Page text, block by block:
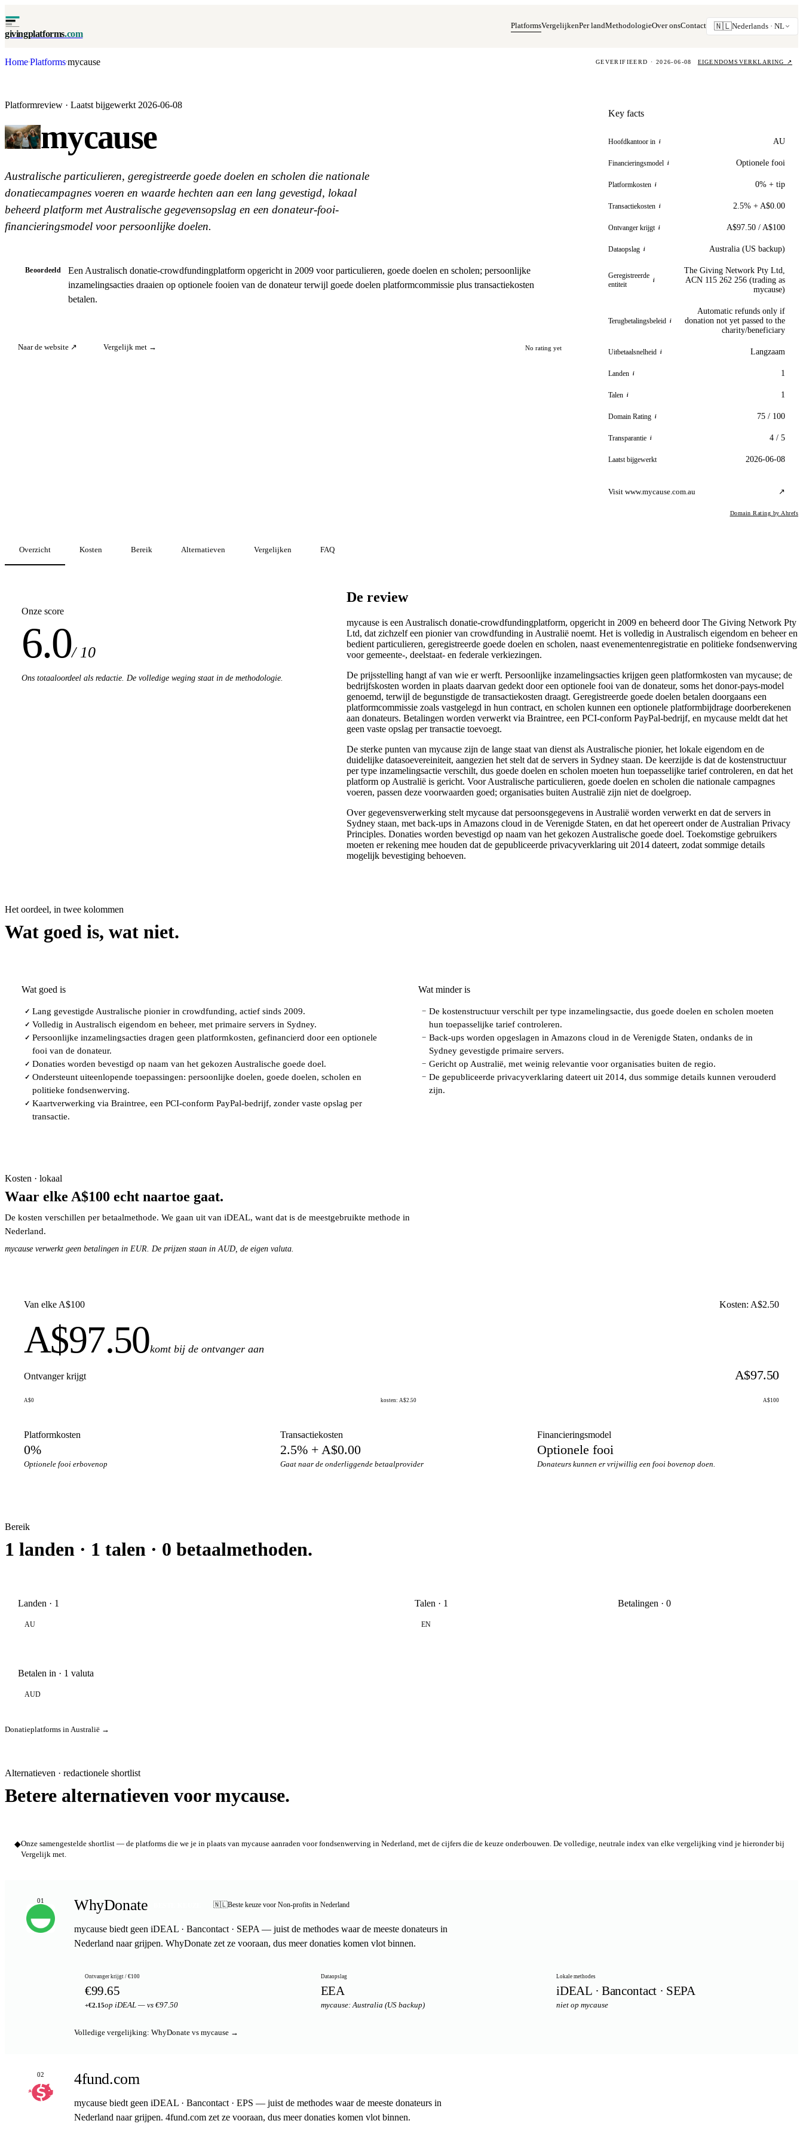
givingplatforms.com
PlatformsVergelijkenPer landMethodologieOver onsContact 🇳🇱Nederlands · NL
Home·Platforms·mycause GEVERIFIEERD · 2026-06-08 EIGENDOMSVERKLARING ↗
Platformreview · Laatst bijgewerkt 2026-06-08
mycause
Australische particulieren, geregistreerde goede doelen en scholen die nationale
donatiecampagnes voeren en waarde hechten aan een lang gevestigd, lokaal
beheerd platform met Australische gegevensopslag en een donateur-fooi-
financieringsmodel voor persoonlijke doelen.
Beoordeeld
Een Australisch donatie-crowdfundingplatform opgericht in 2009 voor particulieren, goede doelen en scholen; persoonlijke
inzamelingsacties draaien op optionele fooien van de donateur terwijl goede doelen platformcommissie plus transactiekosten
betalen.
Naar de website ↗ Vergelijk met → No rating yet
Key facts
Hoofdkantoor in i AU
Financieringsmodel i Optionele fooi
Platformkosten i 0% + tip
Transactiekosten i 2.5% + A$0.00
Ontvanger krijgt i A$97.50 / A$100
Dataopslag i Australia (US backup)
Geregistreerde
entiteit
i
The Giving Network Pty Ltd,
ACN 115 262 256 (trading as
mycause)
Terugbetalingsbeleid i
Automatic refunds only if
donation not yet passed to the
charity/beneficiary
Uitbetaalsnelheid i Langzaam
Landen i 1
Talen i 1
Domain Rating i 75 / 100
Transparantie i 4 / 5
Laatst bijgewerkt 2026-06-08
Visit www.mycause.com.au ↗
Domain Rating by Ahrefs
Overzicht Kosten Bereik Alternatieven Vergelijken FAQ
Onze score
6.0/ 10
Ons totaaloordeel als redactie. De volledige weging staat in de methodologie.
De review
mycause is een Australisch donatie-crowdfundingplatform, opgericht in 2009 en beheerd door The Giving Network Pty
Ltd, dat zichzelf een pionier van crowdfunding in Australië noemt. Het is volledig in Australisch eigendom en beheer en
bedient particulieren, geregistreerde goede doelen en scholen, naast evenementenregistratie en politieke fondsenwerving
voor gemeente-, deelstaat- en federale verkiezingen.
De prijsstelling hangt af van wie er werft. Persoonlijke inzamelingsacties krijgen geen platformkosten van mycause; de
bedrijfskosten worden in plaats daarvan gedekt door een optionele fooi van de donateur, soms het donor-pays-model
genoemd, terwijl de begunstigde de transactiekosten draagt. Geregistreerde goede doelen betalen doorgaans een
platformcommissie zoals vastgelegd in hun contract, en scholen kunnen een optionele platformbijdrage doorberekenen
aan donateurs. Betalingen worden verwerkt via Braintree, een PCI-conform PayPal-bedrijf, en mycause meldt dat het
geen vaste opslag per transactie toevoegt.
De sterke punten van mycause zijn de lange staat van dienst als Australische pionier, het lokale eigendom en de
duidelijke datasoevereiniteit, aangezien het stelt dat de servers in Sydney staan. De keerzijde is dat de kostenstructuur
per type inzamelingsactie verschilt, dus goede doelen en scholen moeten hun toepasselijke tarief controleren, en dat het
platform op Australië is gericht. Voor Australische particulieren, goede doelen en scholen die nationale campagnes
voeren, passen deze voorwaarden goed; organisaties buiten Australië zijn niet de doelgroep.
Over gegevensverwerking stelt mycause dat persoonsgegevens in Australië worden verwerkt en dat de servers in
Sydney staan, met back-ups in Amazons cloud in de Verenigde Staten, en dat het opereert onder de Australian Privacy
Principles. Donaties worden bevestigd op naam van het gekozen Australische goede doel. Toekomstige gebruikers
moeten er rekening mee houden dat de gepubliceerde privacyverklaring uit 2014 dateert, zodat sommige details
mogelijk bevestiging behoeven.
Het oordeel, in twee kolommen
Wat goed is, wat niet.
Wat goed is
✓ Lang gevestigde Australische pionier in crowdfunding, actief sinds 2009.
✓ Volledig in Australisch eigendom en beheer, met primaire servers in Sydney.
✓ Persoonlijke inzamelingsacties dragen geen platformkosten, gefinancierd door een optionele
fooi van de donateur.
✓ Donaties worden bevestigd op naam van het gekozen Australische goede doel.
✓ Ondersteunt uiteenlopende toepassingen: persoonlijke doelen, goede doelen, scholen en
politieke fondsenwerving.
✓ Kaartverwerking via Braintree, een PCI-conform PayPal-bedrijf, zonder vaste opslag per
transactie.
Wat minder is
− De kostenstructuur verschilt per type inzamelingsactie, dus goede doelen en scholen moeten
hun toepasselijke tarief controleren.
− Back-ups worden opgeslagen in Amazons cloud in de Verenigde Staten, ondanks de in
Sydney gevestigde primaire servers.
− Gericht op Australië, met weinig relevantie voor organisaties buiten de regio.
− De gepubliceerde privacyverklaring dateert uit 2014, dus sommige details kunnen verouderd
zijn.
Kosten · lokaal
Waar elke A$100 echt naartoe gaat.
De kosten verschillen per betaalmethode. We gaan uit van iDEAL, want dat is de meestgebruikte methode in
Nederland.
mycause verwerkt geen betalingen in EUR. De prijzen staan in AUD, de eigen valuta.
Van elke A$100 Kosten: A$2.50
A$97.50komt bij de ontvanger aan
Ontvanger krijgt A$97.50
A$0 kosten: A$2.50 A$100
Platformkosten
0%
Optionele fooi erbovenop
Transactiekosten
2.5% + A$0.00
Gaat naar de onderliggende betaalprovider
Financieringsmodel
Optionele fooi
Donateurs kunnen er vrijwillig een fooi bovenop doen.
Bereik
1 landen · 1 talen · 0 betaalmethoden.
Landen · 1
AU
Talen · 1
EN
Betalingen · 0
Betalen in · 1 valuta
AUD
Donatieplatforms in Australië →
Alternatieven · redactionele shortlist
Betere alternatieven voor mycause.
◆Onze samengestelde shortlist — de platforms die we je in plaats van mycause aanraden voor fondsenwerving in Nederland, met de cijfers die de keuze onderbouwen. De volledige, neutrale index van elke vergelijking vind je hieronder bij
Vergelijk met.
01 WhyDonate 🇳🇱Beste keuze voor Non-profits in Nederland
mycause biedt geen iDEAL · Bancontact · SEPA — juist de methodes waar de meeste donateurs in
Nederland naar grijpen. WhyDonate zet ze vooraan, dus meer donaties komen vlot binnen.
Ontvanger krijgt / €100
€99.65
+€2.15op iDEAL — vs €97.50
Dataopslag
EEA
mycause: Australia (US backup)
Lokale methodes
iDEAL · Bancontact · SEPA
niet op mycause
Volledige vergelijking: WhyDonate vs mycause →
02 4fund.com
mycause biedt geen iDEAL · Bancontact · EPS — juist de methodes waar de meeste donateurs in
Nederland naar grijpen. 4fund.com zet ze vooraan, dus meer donaties komen vlot binnen.